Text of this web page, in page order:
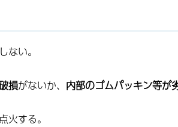
ない。
損がないか、 内部のゴムパッキン等が
火する。